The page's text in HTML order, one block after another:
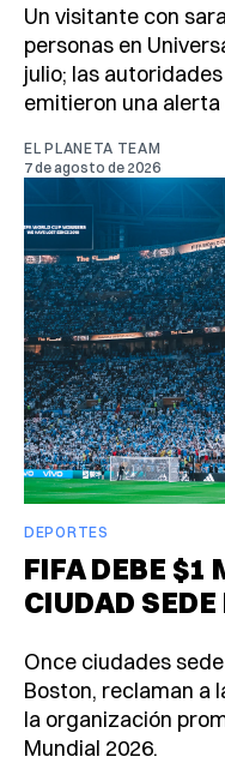
Un visitante con
personas en
julio; las
emitieron una alerta
EL PLANETA TEAM
7 de agosto de 2026
DEPORTES
FIFA DEBE $1
CIUDAD
Once ciudades
Boston, reclaman a
la organización
Mundial 2026.